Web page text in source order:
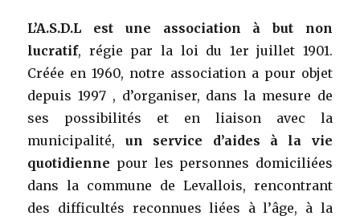
L’A.S.D.L est une association à but non
lucratif, régie par la loi du 1er juillet 1901.
Créée en 1960, notre association a pour objet
depuis 1997 , d’organiser, dans la mesure de
ses possibilités et en liaison avec la
municipalité, un service d’aides à la vie
quotidienne pour les personnes domiciliées
dans la commune de Levallois, rencontrant
des difficultés reconnues liées à l’âge, à la